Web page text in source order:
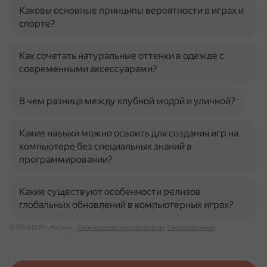
Каковы основные принципы вероятности в играх и
спорте?
Как сочетать натуральные оттенки в одежде с
современными аксессуарами?
В чем разница между клубной модой и уличной?
Какие навыки можно освоить для создания игр на
компьютере без специальных знаний в
программировании?
Какие существуют особенности релизов
глобальных обновлений в компьютерных играх?
© 2026 ООО «Яндекс» Пользовательское соглашение Связаться с нами